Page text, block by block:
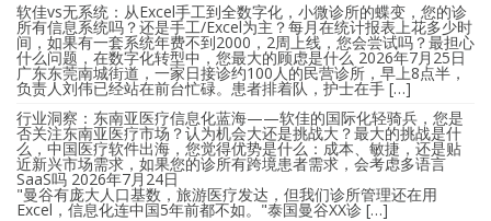
软佳vs无系统：从Excel手工到全数字化，小微诊所的蝶变，您的诊
所有信息系统吗？还是手工/Excel为主？每月在统计报表上花多少时
间，如果有一套系统年费不到2000，2周上线，您会尝试吗？最担心
什么问题，在数字化转型中，您最大的顾虑是什么 2026年7月25日
广东东莞南城街道，一家日接诊约100人的民营诊所，早上8点半，
负责人刘伟已经站在前台忙碌。患者排着队，护士在手 […]
行业洞察：东南亚医疗信息化蓝海——软佳的国际化轻骑兵，您是
否关注东南亚医疗市场？认为机会大还是挑战大？最大的挑战是什
么，中国医疗软件出海，您觉得优势是什么：成本、敏捷，还是贴
近新兴市场需求，如果您的诊所有跨境患者需求，会考虑多语言
SaaS吗 2026年7月24日
"曼谷有庞大人口基数，旅游医疗发达，但我们诊所管理还在用
Excel，信息化连中国5年前都不如。"泰国曼谷XX诊 […]